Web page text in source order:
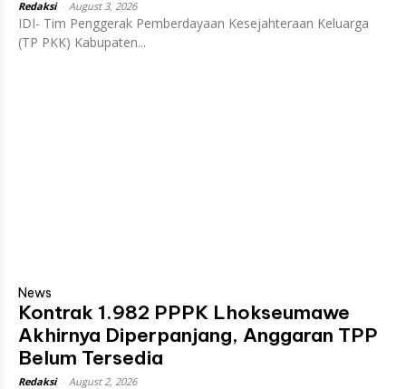
Redaksi August 3, 2026
IDI- Tim Penggerak Pemberdayaan Kesejahteraan Keluarga
(TP PKK) Kabupaten...
News
Kontrak 1.982 PPPK Lhokseumawe
Akhirnya Diperpanjang, Anggaran TPP
Belum Tersedia
Redaksi August 2, 2026